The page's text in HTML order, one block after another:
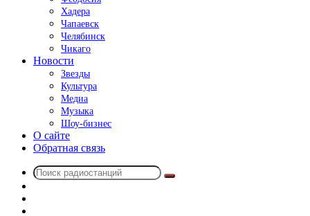
Хадера
Чапаевск
Челябинск
Чикаго
Новости
Звезды
Культура
Медиа
Музыка
Шоу-бизнес
О сайте
Обратная связь
Поиск